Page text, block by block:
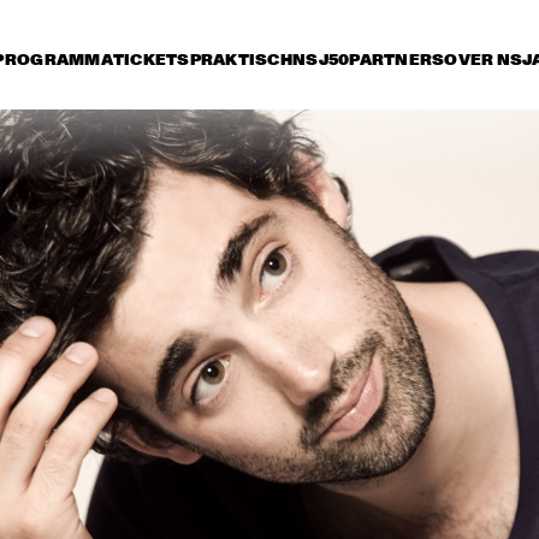
TICKETSPRAKTISCHNSJ50PARTNERSOVER NSJ
8 juli zaterdag 9 juli
17:30 18:00 19:00 19:30 20:00 20:30
ESPERANZA
SPALDING CHAMBER
MUSIC SOCIETY
NATALIE COLE
JAMAL
YURI HONING
ACOUSTIC QUARTET
JOE
MATT SCHOFIELD
FEATURING JON
CLEARY
PAUL SIMON